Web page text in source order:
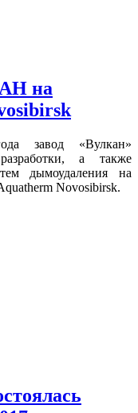
на
завод «Вулкан»
а также
дымоудаления на
Novosibirsk.